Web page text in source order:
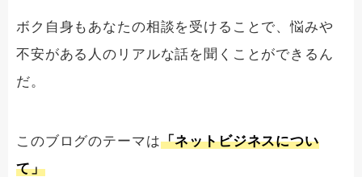
ボク自身もあなたの相談を受けることで、悩みや
不安がある人のリアルな話を聞くことができるん
だ。
このブログのテーマは「ネットビジネスについ
て」